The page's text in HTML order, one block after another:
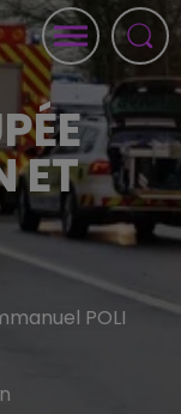
ET
POLI